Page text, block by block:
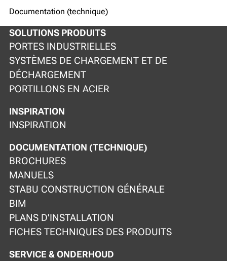
Documentation (technique)
SOLUTIONS PRODUITS
PORTES INDUSTRIELLES
SYSTÈMES DE CHARGEMENT ET DE
DÉCHARGEMENT
PORTILLONS EN ACIER
INSPIRATION
INSPIRATION
DOCUMENTATION (TECHNIQUE)
BROCHURES
MANUELS
STABU CONSTRUCTION GÉNÉRALE
BIM
PLANS D'INSTALLATION
FICHES TECHNIQUES DES PRODUITS
SERVICE & ONDERHOUD